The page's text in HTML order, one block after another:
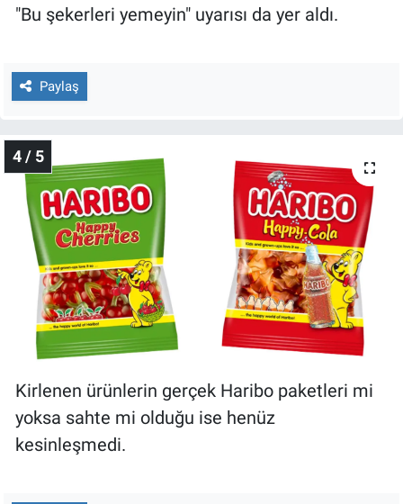
"Bu şekerleri yemeyin" uyarısı da yer aldı.
Paylaş
4 / 5
Kirlenen ürünlerin gerçek Haribo paketleri mi
yoksa sahte mi olduğu ise henüz
kesinleşmedi.